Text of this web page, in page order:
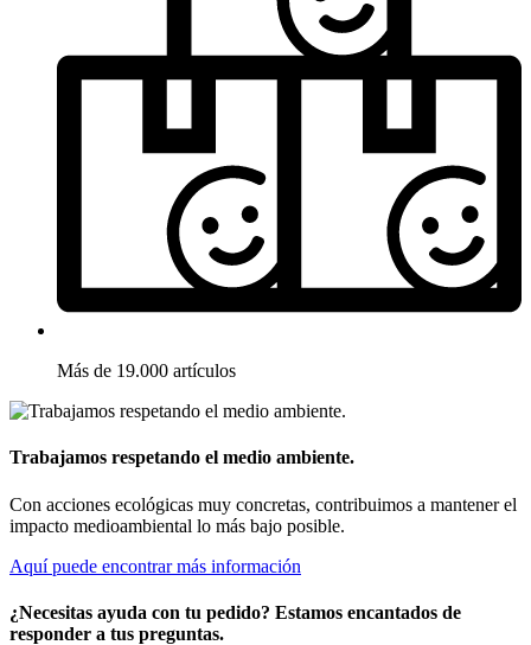
Más de 19.000 artículos
Trabajamos respetando el medio ambiente.
Con acciones ecológicas muy concretas, contribuimos a mantener el
impacto medioambiental lo más bajo posible.
Aquí puede encontrar más información
¿Necesitas ayuda con tu pedido? Estamos encantados de
responder a tus preguntas.